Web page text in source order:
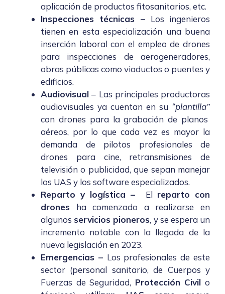
aplicación de productos fitosanitarios, etc.
Inspecciones técnicas – Los ingenieros
tienen en esta especialización una buena
inserción laboral con el empleo de drones
para inspecciones de aerogeneradores,
obras públicas como viaductos o puentes y
edificios.
Audiovisual – Las principales productoras
audiovisuales ya cuentan en su “plantilla”
con drones para la grabación de planos
aéreos, por lo que cada vez es mayor la
demanda de pilotos profesionales de
drones para cine, retransmisiones de
televisión o publicidad, que sepan manejar
los UAS y los software especializados.
Reparto y logística – El reparto con
drones ha comenzado a realizarse en
algunos servicios pioneros, y se espera un
incremento notable con la llegada de la
nueva legislación en 2023.
Emergencias – Los profesionales de este
sector (personal sanitario, de Cuerpos y
Fuerzas de Seguridad, Protección Civil o